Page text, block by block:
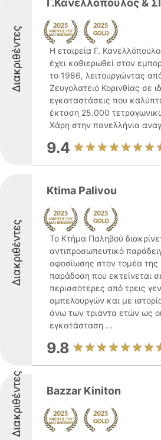
Διακριθέντες
Γ.Κανελλοπουλος &
Η εταιρεία Γ.
έχει καθιερωθεί στον
το 1986, λειτουργώντας
Ζευγολατειό Κορινθίας σε
εγκαταστάσεις που
έκταση 25.000
Χάρη στην πανελλήνια
9.4
Διακριθέντες
Ktima Palivou
Το Κτήμα Παληβού
αντιπροσωπευτικό
αφοσίωσης στον τομέα της
παράδοση που εκτείνεται
περισσότερες από τρεις
αμπελουργών και με
άνω των τριάντα ετών ως
εγκατάσταση ...
9.8
Διακριθέντες Bazzar Kiniton